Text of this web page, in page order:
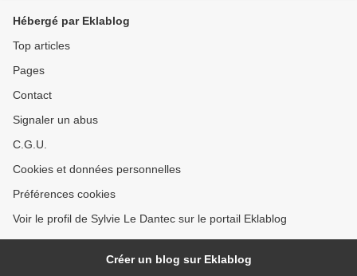
Hébergé par Eklablog
Top articles
Pages
Contact
Signaler un abus
C.G.U.
Cookies et données personnelles
Préférences cookies
Voir le profil de Sylvie Le Dantec sur le portail Eklablog
Créer un blog sur Eklablog